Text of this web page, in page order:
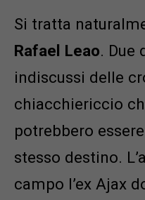
Si tratta
Rafael Leao. Due
indiscussi delle
chiacchiericcio
potrebbero
stesso destino.
campo l’ex Ajax